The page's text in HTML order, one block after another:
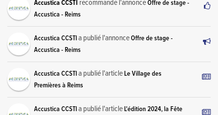
Accustica CCSTI recommande l'annonceOffre de stage -
Accustica - Reims
Accustica CCSTIa publié l'annonceOffre de stage -
Accustica - Reims
Accustica CCSTIa publié l'articleLe Village des
Premières à Reims
Accustica CCSTIa publié l'articleL'édition 2024, la Fête